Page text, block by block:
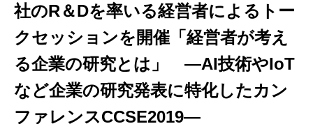
社のR＆Dを率いる経営者によるトー
クセッションを開催「経営者が考え
る企業の研究とは」 ―AI技術やIoT
など企業の研究発表に特化したカン
ファレンスCCSE2019―